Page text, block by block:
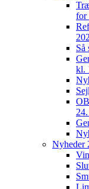
for
Så
kl.
Nyheder